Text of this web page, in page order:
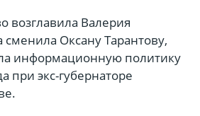
возглавила Валерия
Оксану Тарантову,
информационную политику
при экс-губернаторе